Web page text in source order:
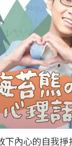
下內心的自我